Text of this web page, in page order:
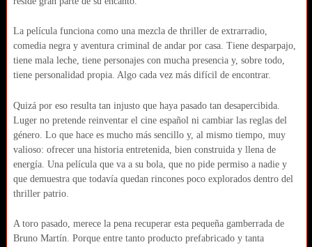
La película funciona como una mezcla de thriller de extrarradio,
comedia negra y aventura criminal de andar por casa. Tiene desparpajo,
tiene mala leche, tiene personajes con mucha presencia y, sobre todo,
tiene personalidad propia. Algo cada vez más difícil de encontrar.
Quizá por eso resulta tan injusto que haya pasado tan desapercibida.
Luger no pretende reinventar el cine español ni cambiar las reglas del
género. Lo que hace es mucho más sencillo y, al mismo tiempo, muy
valioso: ofrecer una historia entretenida, bien construida y llena de
energía. Una película que va a su bola, que no pide permiso a nadie y
que demuestra que todavía quedan rincones poco explorados dentro del
thriller patrio.
A toro pasado, merece la pena recuperar esta pequeña gamberrada de
Bruno Martín. Porque entre tanto producto prefabricado y tanta